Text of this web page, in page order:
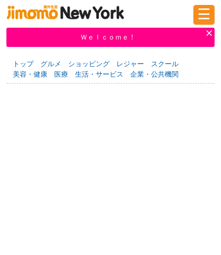
新規登録
掲示板 タウン情報 教えて！
☰
Ｗｅｌｃｏｍｅ！
トップ グルメ ショッピング レジャー
スクール
美容・健康
医療 生活・サービス 企業・公共機関